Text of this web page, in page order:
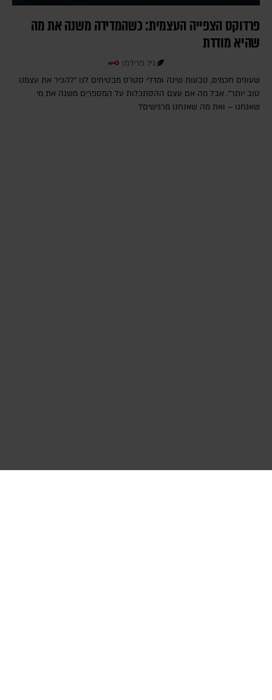
פרדוקס הצפייה העצמית: כשהמדידה משנה את מה
שהיא מודדת
גיל פרידמן
שעונים חכמים, טבעות שינה ומדדי סטרס מבטיחים לנו "להכיר את עצמנו
טוב יותר". אבל מה אם עצם ההסתכלות על המספרים משנה את מי
שאנחנו – ואת מה שאנחנו מרגישים?